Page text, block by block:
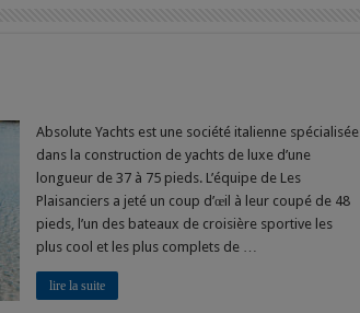
Absolute Yachts est une société italienne spécialisée
dans la construction de yachts de luxe d’une
longueur de 37 à 75 pieds. L’équipe de Les
Plaisanciers a jeté un coup d’œil à leur coupé de 48
pieds, l’un des bateaux de croisière sportive les
plus cool et les plus complets de …
lire la suite